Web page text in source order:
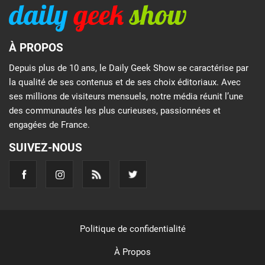
À PROPOS
Depuis plus de 10 ans, le Daily Geek Show se caractérise par
la qualité de ses contenus et de ses choix éditoriaux. Avec
ses millions de visiteurs mensuels, notre média réunit l’une
des communautés les plus curieuses, passionnées et
engagées de France.
SUIVEZ-NOUS
Politique de confidentialité
À Propos